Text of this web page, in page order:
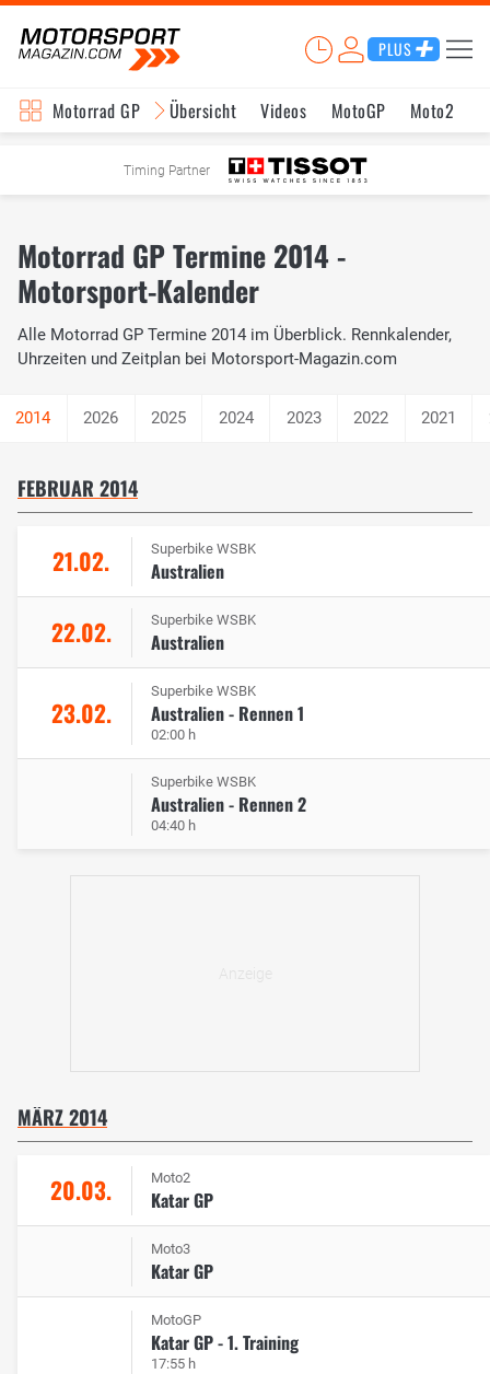
PLUS
Motorrad GP Übersicht Videos MotoGP Moto2
Timing Partner
Motorrad GP Termine 2014 -
Motorsport-Kalender
Alle Motorrad GP Termine 2014 im Überblick. Rennkalender,
Uhrzeiten und Zeitplan bei Motorsport-Magazin.com
2026 2025 2024 2023 2022 2021
FEBRUAR 2014
21.02. Superbike WSBK
Australien
22.02. Superbike WSBK
Australien
23.02.
Superbike WSBK
Australien - Rennen 1
02:00 h
Superbike WSBK
Australien - Rennen 2
04:40 h
MÄRZ 2014
20.03. Moto2
Katar GP
Moto3
Katar GP
MotoGP
Katar GP - 1. Training
17:55 h